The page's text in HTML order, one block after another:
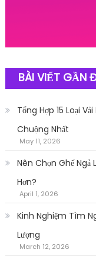
BÀI VIẾT GẦN
Tổng Hợp 15 Loại
Chuộng Nhất
May 11, 2026
Nên Chọn Ghế Ngả
Hơn?
April 1, 2026
Kinh Nghiệm Tìm
Lượng
March 12, 2026